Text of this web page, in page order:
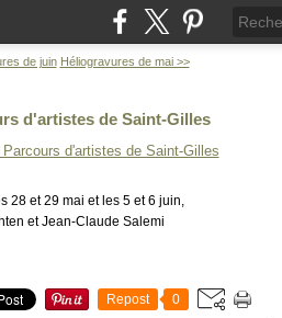
de juin Héliogravures de mai >>
d'artistes de Saint-Gilles
28 et 29 mai et les 5 et 6 juin,
et Jean-Claude Salemi
Repost 0